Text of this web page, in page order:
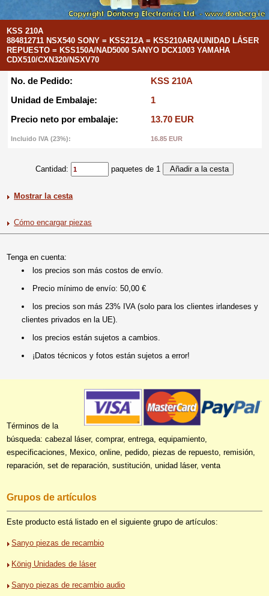
KSS 210A
884812711 NSX540 SONY = KSS212A = KSS210ARA/UNIDAD LÁSER
REPUESTO = KSS150A/NAD5000 SANYO DCX1003 YAMAHA
CDX510/CXN320/NSXV70
No. de Pedido:
KSS 210A
Unidad de Embalaje:
1
Precio neto por embalaje:
13.70 EUR
Incluido IVA (23%): 16.85 EUR
Cantidad: paquetes de 1
Mostrar la cesta
Cómo encargar piezas
Tenga en cuenta:
los precios son más costos de envío.
Precio mínimo de envío: 50,00 €
los precios son más 23% IVA (solo para los clientes irlandeses y
clientes privados en la UE).
los precios están sujetos a cambios.
¡Datos técnicos y fotos están sujetos a error!
Términos de la
búsqueda: cabezal láser, comprar, entrega, equipamiento,
especificaciones, Mexico, online, pedido, piezas de repuesto, remisión,
reparación, set de reparación, sustitución, unidad láser, venta
Grupos de artículos
Este producto está listado en el siguiente grupo de artículos:
Sanyo piezas de recambio
König Unidades de láser
Sanyo piezas de recambio audio